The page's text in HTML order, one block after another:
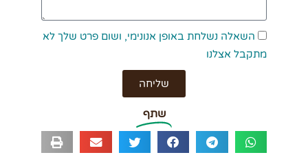
השאלה נשלחת באופן אנונימי, ושום פרט שלך לא
מתקבל אצלנו
שליחה
שתף